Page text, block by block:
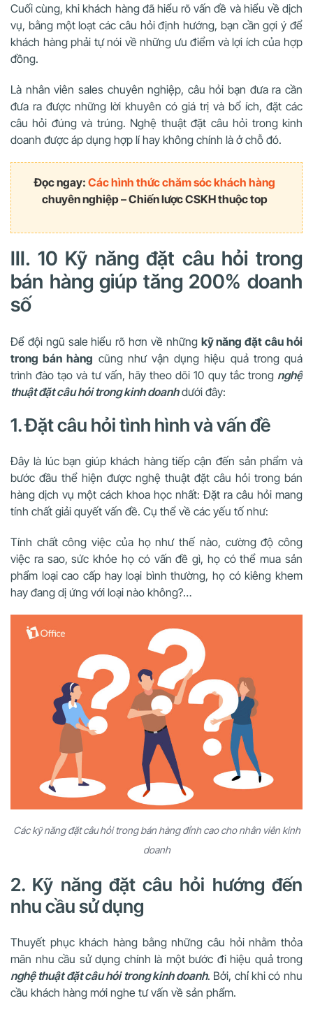
Cuối cùng, khi khách hàng đã hiểu rõ vấn đề và hiểu về dịch
vụ, bằng một loạt các câu hỏi định hướng, bạn cần gợi ‎ý để
khách hàng phải tự nói về những ưu điểm và lợi ích của hợp
đồng.
Là nhân viên sales chuyên nghiệp, câu hỏi bạn đưa ra cần
đưa ra được những lời khuyên có giá trị và bổ ích, đặt các
câu hỏi đúng và trúng. Nghệ thuật đặt câu hỏi trong kinh
doanh được áp dụng hợp lí hay không chính là ở chỗ đó.
Đọc ngay: Các hình thức chăm sóc khách hàng
chuyên nghiệp – Chiến lược CSKH thuộc top
III. 10 Kỹ năng đặt câu hỏi trong
bán hàng giúp tăng 200% doanh
số
Để đội ngũ sale hiểu rõ hơn về những kỹ năng đặt câu hỏi
trong bán hàng cũng như vận dụng hiệu quả trong quá
trình đào tạo và tư vấn, hãy theo dõi 10 quy tắc trong nghệ
thuật đặt câu hỏi trong kinh doanhdưới đây:
1. Đặt câu hỏi tình hình và vấn đề
Đây là lúc bạn giúp khách hàng tiếp cận đến sản phẩm và
bước đầu thể hiện được nghệ thuật đặt câu hỏi trong bán
hàng dịch vụ một cách khoa học nhất: Đặt ra câu hỏi mang
tính chất giải quyết vấn đề. Cụ thể về các yếu tố như:
Tính chất công việc của họ như thế nào, cường độ công
việc ra sao, sức khỏe họ có vấn đề gì, họ có thể mua sản
phẩm loại cao cấp hay loại bình thường, họ có kiêng khem
hay đang dị ứng với loại nào không?…
Các kỹ năng đặt câu hỏi trong bán hàng đỉnh cao cho nhân viên kinh
doanh
2. Kỹ năng đặt câu hỏi hướng đến
nhu cầu sử dụng
Thuyết phục khách hàng bằng những câu hỏi nhằm thỏa
mãn nhu cầu sử dụng chính là một bước đi hiệu quả trong
nghệ thuật đặt câu hỏi trong kinh doanh. Bởi, chỉ khi có nhu
cầu khách hàng mới nghe tư vấn về sản phẩm.